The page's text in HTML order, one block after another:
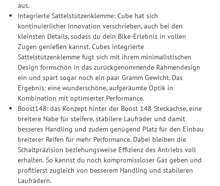
aus.
Integrierte Sattelstützenklemme: Cube hat sich
kontinuierlicher Innovation verschrieben, auch bei den
kleinsten Details, sodass du dein Bike-Erlebnis in vollen
Zügen genießen kannst. Cubes integrierte
Sattelstützenklemme fügt sich mit ihrem minimalistischen
Design formschön in das zurückgenommende Rahmendesign
ein und spart sogar noch ein paar Gramm Gewicht. Das
Ergebnis: eine wunderschöne, aufgeräumte Optik in
Kombination mit optimierter Performance.
Boost148: das Konzept hinter der Boost 148 Steckachse, eine
breitere Nabe für steifere, stabilere Laufräder und damit
besseres Handling und zudem genügend Platz für den Einbau
breiterer Reifen für mehr Performance. Dabei bleiben die
Schaltpräzision beziehungsweise Effizienz des Antriebs voll
erhalten. So kannst du noch kompromissloser Gas geben und
profitierst zugleich von besserem Handling und stabileren
Laufrädern.